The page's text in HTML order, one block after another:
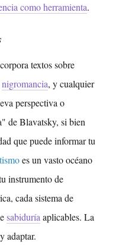
como herramienta.
textos sobre
nigromancia, y cualquier
perspectiva o
de Blavatsky, si bien
que puede informar tu
es un vasto océano
instrumento de
cada sistema de
sabiduría aplicables. La
adaptar.